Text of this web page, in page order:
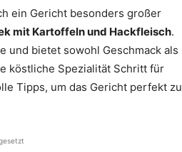
ein Gericht besonders großer
mit Kartoffeln und Hackfleisch.
und bietet sowohl Geschmack als
köstliche Spezialität Schritt für
Tipps, um das Gericht perfekt zu